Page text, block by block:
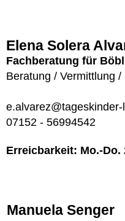
Elena Solera
Fachberatung für
Beratung / Vermittlung /
07152 - 56994542
Erreicbarkeit: Mo.-
Manuela Senger